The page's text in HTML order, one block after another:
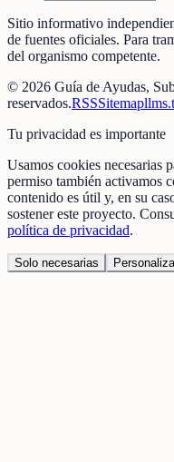
Sitio informativo
de fuentes oficiales. Para
del organismo competente.
© 2026 Guía de Ayudas,
reservados.RSSSitemap
Tu privacidad es importante
Usamos cookies necesarias
permiso también activamos
contenido es útil y, en su
sostener este proyecto.
política de privacidad.
Solo necesarias